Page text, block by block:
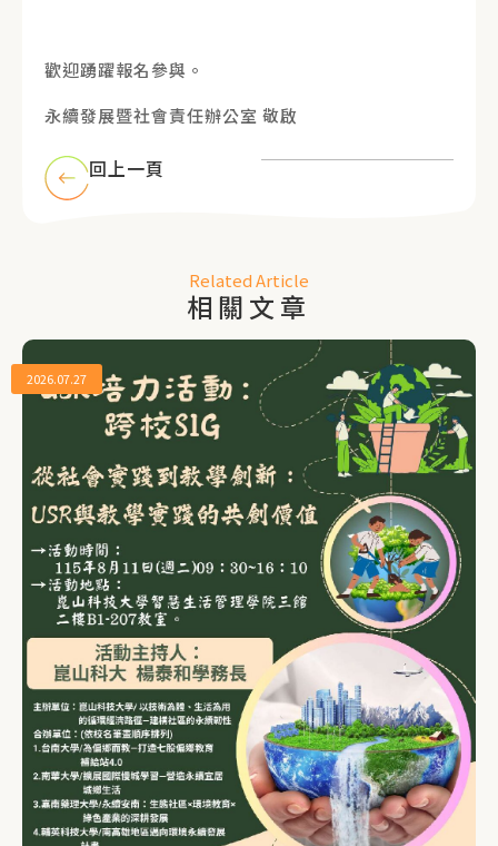
歡迎踴躍報名參與。
永續發展暨社會責任辦公室 敬啟
回上一頁
Related Article
相關文章
2026.07.27